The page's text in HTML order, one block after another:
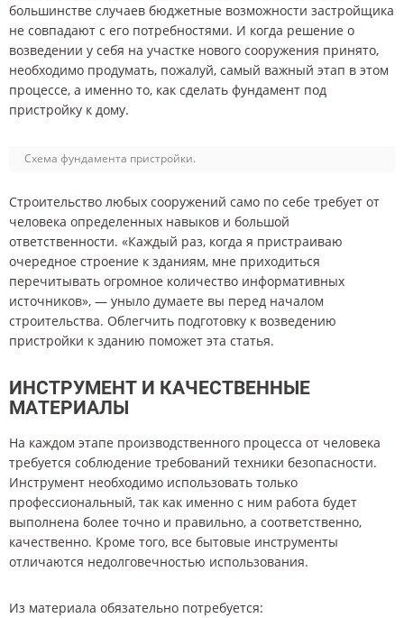
большинстве случаев бюджетные возможности застройщика
не совпадают с его потребностями. И когда решение о
возведении у себя на участке нового сооружения принято,
необходимо продумать, пожалуй, самый важный этап в этом
процессе, а именно то, как сделать фундамент под
пристройку к дому.
Схема фундамента пристройки.
Строительство любых сооружений само по себе требует от
человека определенных навыков и большой
ответственности. «Каждый раз, когда я пристраиваю
очередное строение к зданиям, мне приходиться
перечитывать огромное количество информативных
источников», — уныло думаете вы перед началом
строительства. Облегчить подготовку к возведению
пристройки к зданию поможет эта статья.
ИНСТРУМЕНТ И КАЧЕСТВЕННЫЕ
МАТЕРИАЛЫ
На каждом этапе производственного процесса от человека
требуется соблюдение требований техники безопасности.
Инструмент необходимо использовать только
профессиональный, так как именно с ним работа будет
выполнена более точно и правильно, а соответственно,
качественно. Кроме того, все бытовые инструменты
отличаются недолговечностью использования.
Из материала обязательно потребуется: